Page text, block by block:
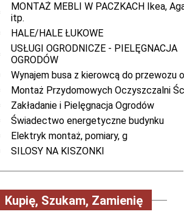
MONTAŻ MEBLI W PACZKACH Ikea,
itp.
HALE/HALE ŁUKOWE
USŁUGI OGRODNICZE - PIELĘGNACJA
OGRODÓW
Wynajem busa z kierowcą do przewozu
Montaż Przydomowych Oczyszczalni
Zakładanie i Pielęgnacja Ogrodów
Świadectwo energetyczne budynku
Elektryk montaż, pomiary, g
SILOSY NA KISZONKI
Kupię, Szukam, Zamienię